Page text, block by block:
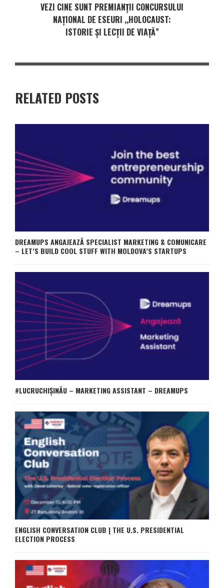
VEZI CINE SUNT PREMIANŢII CONCURSULUI
NAȚIONAL DE ESEURI ,,HOLOCAUST:
ISTORIE ȘI LECȚII DE VIAȚĂ”
RELATED POSTS
DREAMUPS ANGAJEAZĂ SPECIALIST MARKETING & COMUNICARE
– LET’S BUILD COOL STUFF WITH MOLDOVA’S STARTUPS
#LUCRUCHIȘINĂU – MARKETING ASSISTANT – DREAMUPS
ENGLISH CONVERSATION CLUB | THE U.S. PRESIDENTIAL
ELECTION PROCESS